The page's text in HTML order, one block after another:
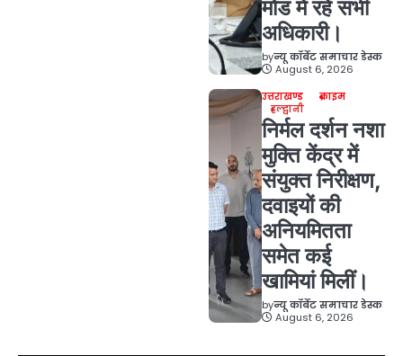
मोड में रहें सभी
अधिकारी।
byन्यू कॉर्बेट समाचार डेस्क
August 6, 2026
उत्तराखण्ड
क्राइम
हल्द्वानी
निर्मल दर्शन नशा
मुक्ति केंद्र में
संयुक्त निरीक्षण,
दवाइयों की
अनियमितता
समेत कई
खामियां मिलीं।
byन्यू कॉर्बेट समाचार डेस्क
August 6, 2026